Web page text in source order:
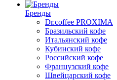
Бренды
Dr.coffee PROXIMA
Бразильский кофе
Итальянский кофе
Кубинский кофе
Российский кофе
Французский кофе
Швейцарский кофе